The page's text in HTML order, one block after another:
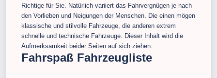
Richtige für Sie. Natürlich variiert das Fahrvergnügen je nach
den Vorlieben und Neigungen der Menschen. Die einen mögen
klassische und stilvolle Fahrzeuge, die anderen extrem
schnelle und technische Fahrzeuge. Dieser Inhalt wird die
Aufmerksamkeit beider Seiten auf sich ziehen.
Fahrspaß Fahrzeugliste